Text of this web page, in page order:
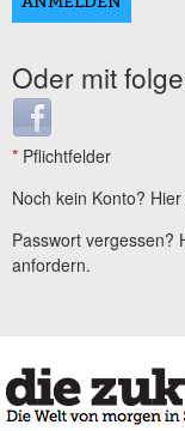
Oder mit
Login with Facebook
* Pflichtfelder
Noch kein Konto?
Passwort vergessen?
anfordern.